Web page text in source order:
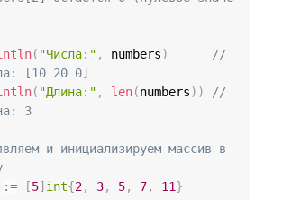
( "Числа:" , numbers)
//
[10 20 0]
( "Длина:" , len(numbers) )
//
3
и инициализируем массив в
:= [5] int{2, 3, 5, 7, 11}